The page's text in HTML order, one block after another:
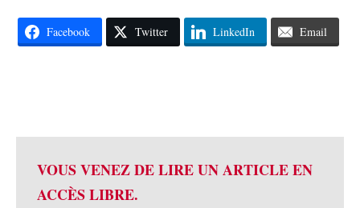
Facebook Twitter LinkedIn Email
VOUS VENEZ DE LIRE UN ARTICLE EN
ACCÈS LIBRE.